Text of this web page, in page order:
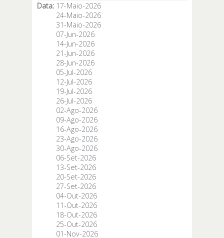
Data: 17-Maio-2026
24-Maio-2026
31-Maio-2026
07-Jun-2026
14-Jun-2026
21-Jun-2026
28-Jun-2026
05-Jul-2026
12-Jul-2026
19-Jul-2026
26-Jul-2026
02-Ago-2026
09-Ago-2026
16-Ago-2026
23-Ago-2026
30-Ago-2026
06-Set-2026
13-Set-2026
20-Set-2026
27-Set-2026
04-Out-2026
11-Out-2026
18-Out-2026
25-Out-2026
01-Nov-2026